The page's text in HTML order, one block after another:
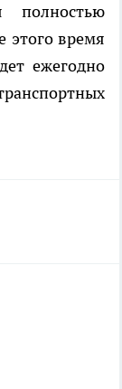
полностью
этого время
ежегодно